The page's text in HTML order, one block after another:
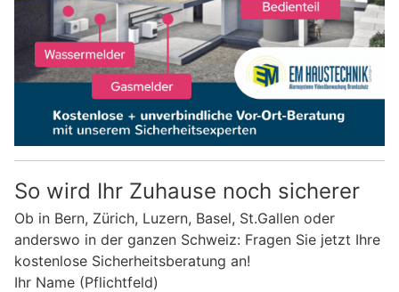
So wird Ihr Zuhause noch sicherer
Ob in Bern, Zürich, Luzern, Basel, St.Gallen oder
anderswo in der ganzen Schweiz: Fragen Sie jetzt Ihre
kostenlose Sicherheitsberatung an!
Ihr Name (Pflichtfeld)